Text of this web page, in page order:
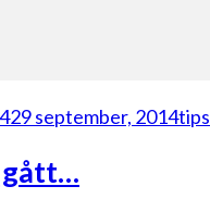
29 september, 2014tips
gått…